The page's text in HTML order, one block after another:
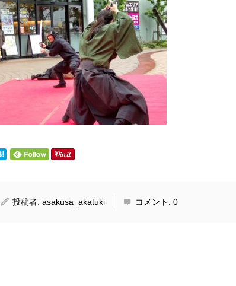
投稿者:asakusa_akatuki コメント:0